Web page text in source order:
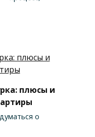
плюсы и
о